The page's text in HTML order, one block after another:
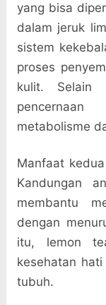
yang bisa
dalam jeruk
sistem
proses
kulit. Selain
metabolisme
Manfaat
Kandungan
membantu
dengan
itu, lemon
kesehatan
tubuh.